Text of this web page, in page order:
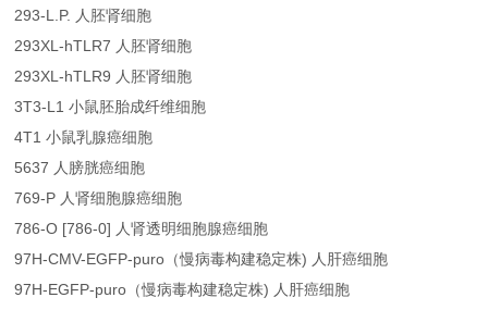
293-L.P. 人胚肾细胞
293XL-hTLR7 人胚肾细胞
293XL-hTLR9 人胚肾细胞
3T3-L1 小鼠胚胎成纤维细胞
4T1 小鼠乳腺癌细胞
5637 人膀胱癌细胞
769-P 人肾细胞腺癌细胞
786-O [786-0] 人肾透明细胞腺癌细胞
97H-CMV-EGFP-puro（慢病毒构建稳定株) 人肝癌细胞
97H-EGFP-puro（慢病毒构建稳定株) 人肝癌细胞